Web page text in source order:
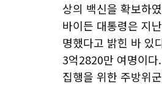
상의 백신을 확보하
바이든 대통령은 지
명했다고 밝힌 바 있
3억2820만 여명이
집행을 위한 주방위